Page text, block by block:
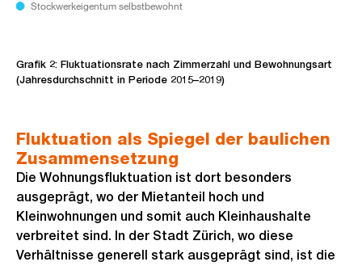
Stockwerkeigentum selbstbewohnt
Grafik 2: Fluktuationsrate nach Zimmerzahl und Bewohnungsart
(Jahresdurchschnitt in Periode 2015–2019)
Fluktuation als Spiegel der baulichen
Zusammensetzung
Die Wohnungsfluktuation ist dort besonders
ausgeprägt, wo der Mietanteil hoch und
Kleinwohnungen und somit auch Kleinhaushalte
verbreitet sind. In der Stadt Zürich, wo diese
Verhältnisse generell stark ausgeprägt sind, ist die